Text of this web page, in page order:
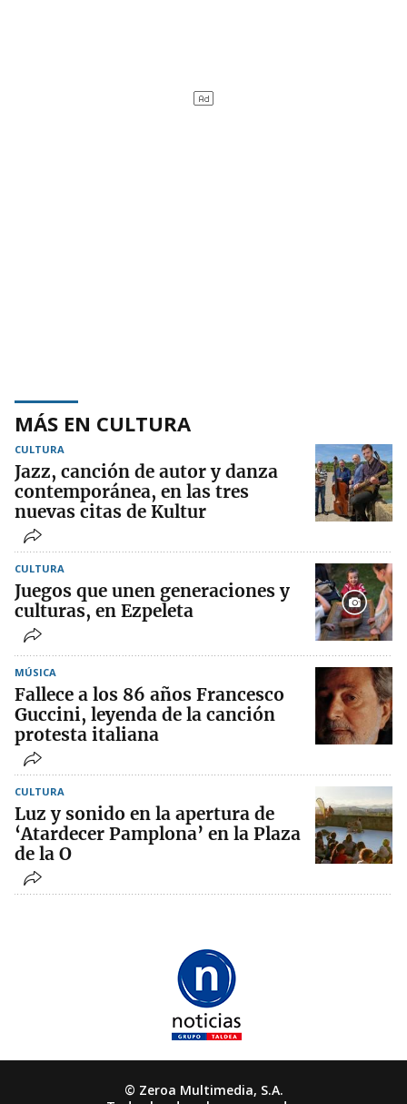
MÁS EN CULTURA
CULTURA
Jazz, canción de autor y danza
contemporánea, en las tres
nuevas citas de Kultur
CULTURA
Juegos que unen generaciones y
culturas, en Ezpeleta
MÚSICA
Fallece a los 86 años Francesco
Guccini, leyenda de la canción
protesta italiana
CULTURA
Luz y sonido en la apertura de
‘Atardecer Pamplona’ en la Plaza
de la O
© Zeroa Multimedia, S.A.